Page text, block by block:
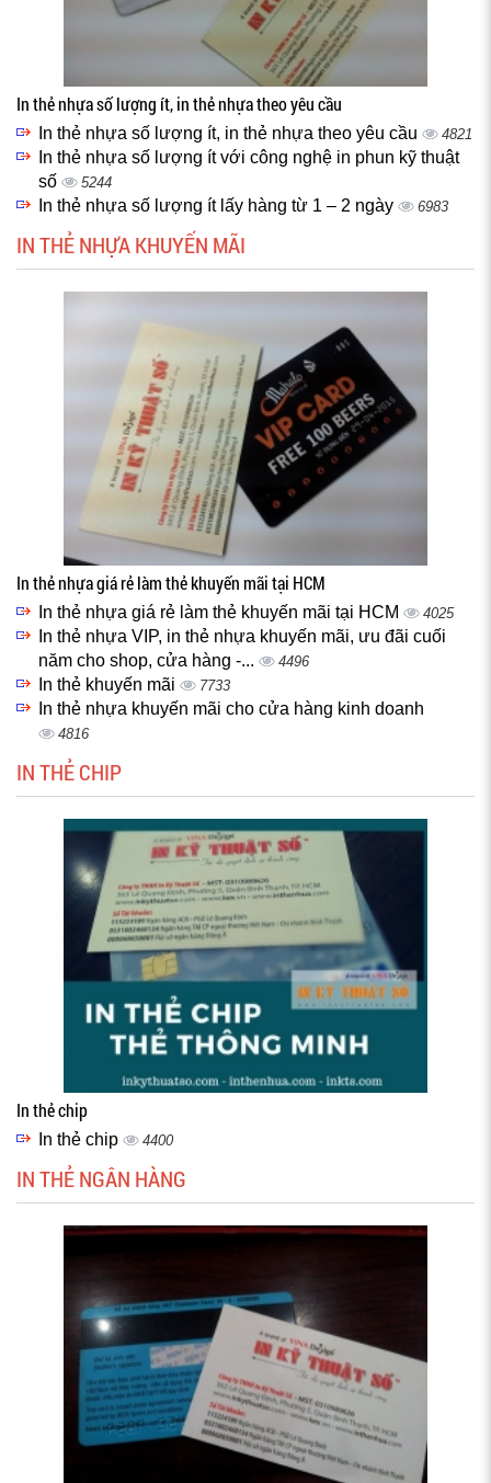
In thẻ nhựa số lượng ít, in thẻ nhựa theo yêu cầu
In thẻ nhựa số lượng ít, in thẻ nhựa theo yêu cầu 4821
In thẻ nhựa số lượng ít với công nghệ in phun kỹ thuật
số
5244
In thẻ nhựa số lượng ít lấy hàng từ 1 – 2 ngày 6983
IN THẺ NHỰA KHUYẾN MÃI
In thẻ nhựa giá rẻ làm thẻ khuyến mãi tại HCM
In thẻ nhựa giá rẻ làm thẻ khuyến mãi tại HCM 4025
In thẻ nhựa VIP, in thẻ nhựa khuyến mãi, ưu đãi cuối
năm cho shop, cửa hàng -...
4496
In thẻ khuyến mãi 7733
In thẻ nhựa khuyến mãi cho cửa hàng kinh doanh
4816
IN THẺ CHIP
In thẻ chip
In thẻ chip 4400
IN THẺ NGÂN HÀNG